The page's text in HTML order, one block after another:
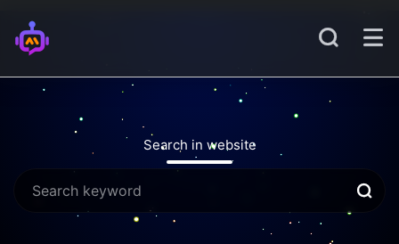
Search in website